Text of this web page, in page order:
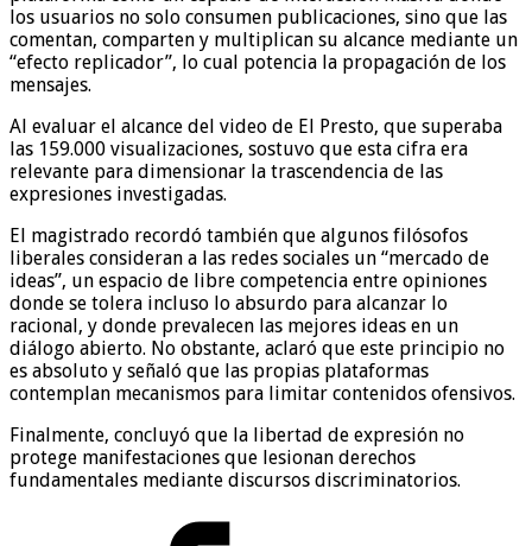
los usuarios no solo consumen publicaciones, sino que las
comentan, comparten y multiplican su alcance mediante un
“efecto replicador”, lo cual potencia la propagación de los
mensajes.
Al evaluar el alcance del video de El Presto, que superaba
las 159.000 visualizaciones, sostuvo que esta cifra era
relevante para dimensionar la trascendencia de las
expresiones investigadas.
El magistrado recordó también que algunos filósofos
liberales consideran a las redes sociales un “mercado de
ideas”, un espacio de libre competencia entre opiniones
donde se tolera incluso lo absurdo para alcanzar lo
racional, y donde prevalecen las mejores ideas en un
diálogo abierto. No obstante, aclaró que este principio no
es absoluto y señaló que las propias plataformas
contemplan mecanismos para limitar contenidos ofensivos.
Finalmente, concluyó que la libertad de expresión no
protege manifestaciones que lesionan derechos
fundamentales mediante discursos discriminatorios.